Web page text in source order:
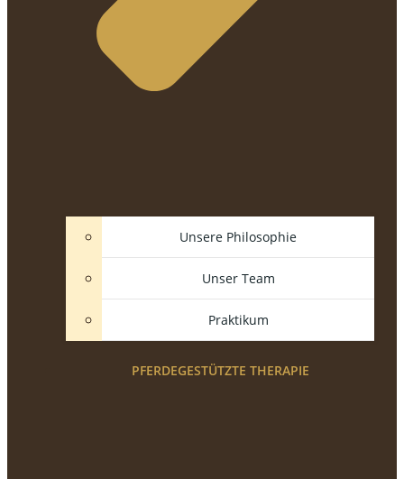
Unsere Philosophie
Unser Team
Praktikum
PFERDEGESTÜTZTE THERAPIE